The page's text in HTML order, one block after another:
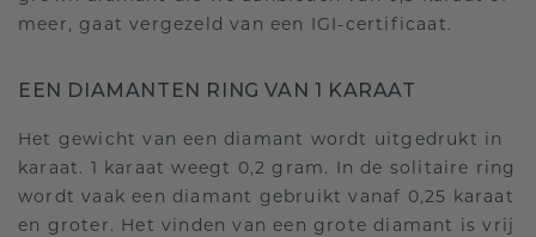
meer, gaat vergezeld van een IGI-certificaat.
EEN DIAMANTEN RING VAN 1 KARAAT
Het gewicht van een diamant wordt uitgedrukt in
karaat. 1 karaat weegt 0,2 gram. In de solitaire ring
wordt vaak een diamant gebruikt vanaf 0,25 karaat
en groter. Het vinden van een grote diamant is vrij